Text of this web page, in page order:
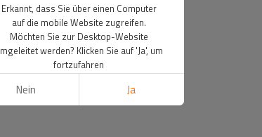
Erkannt, dass Sie über einen Computer
auf die mobile Website zugreifen.
Möchten Sie zur Desktop-Website
werden? Klicken Sie auf 'Ja', um
fortzufahren
Nein Ja